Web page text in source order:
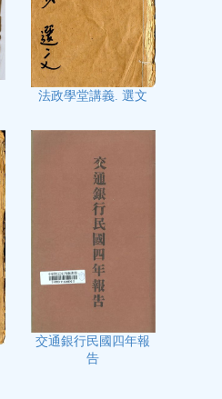
法政學堂講義. 選文
交通銀行民國四年報
告